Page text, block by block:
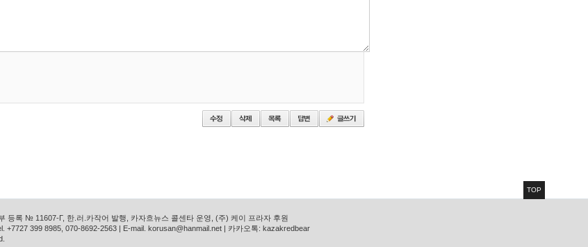
등록 № 11607-Г, 한.러.카작어 발행, 카자흐뉴스 콜센타 운영, (주) 케이 프라자 후원
+7727 399 8985, 070-8692-2563 | E-mail. korusan@hanmail.net | 카카오톡: kazakredbear
TOP